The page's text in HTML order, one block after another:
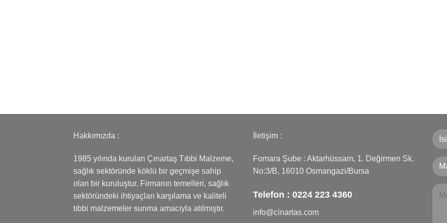
Hakkımızda :
1985 yılında kurulan Çınartaş Tıbbi Malzeme,
sağlık sektöründe köklü bir geçmişe sahip
olan bir kuruluştur. Firmanın temelleri, sağlık
sektöründeki ihtiyaçları karşılama ve kaliteli
tıbbi malzemeler sunma amacıyla atılmıştır.
İletişim :
Fomara Şube : Aktarhüssam, 1. Değirmen Sk.
No:3/B, 16010 Osmangazi/Bursa
Telefon : 0224 223 4360
info@cinartas.com